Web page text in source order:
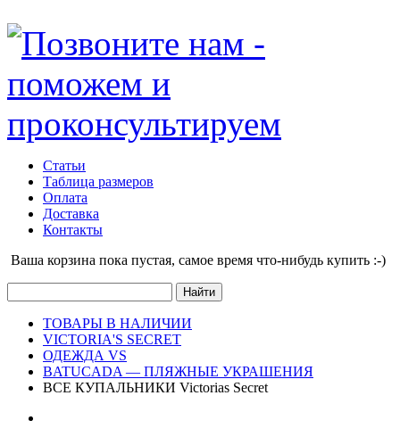
Статьи
Таблица размеров
Оплата
Доставка
Контакты
Ваша корзина пока пустая, cамое время что-нибудь купить :-)
ТОВАРЫ В НАЛИЧИИ
VICTORIA'S SECRET
ОДЕЖДА VS
BATUCADA — ПЛЯЖНЫЕ УКРАШЕНИЯ
ВСЕ КУПАЛЬНИКИ Victorias Secret